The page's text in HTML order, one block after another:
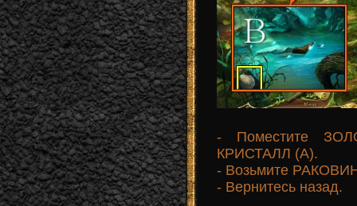
- Поместите
КРИСТАЛЛ (А).
- Возьмите
- Вернитесь назад.